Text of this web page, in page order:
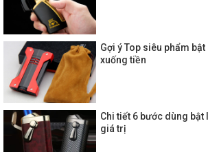
Gợi ý Top siêu phẩm
xuống tiền
Chi tiết 6 bước dùng
giá trị